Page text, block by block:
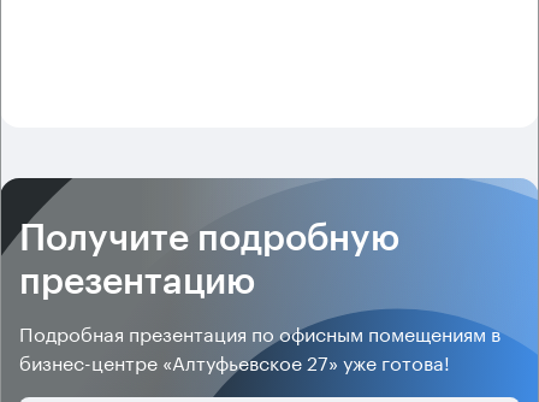
Получите подробную
презентацию
Подробная презентация по офисным помещениям в
бизнес-центре «Алтуфьевское 27» уже готова!